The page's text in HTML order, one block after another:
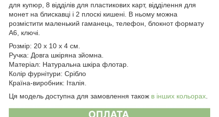
для купюр, 8 відділів для пластикових карт, відділення для
монет на блискавці і 2 плоскі кишені. В ньому можна
розмістити маленький гаманець, телефон, блокнот формату
А6, ключі.
Розмір: 20 x 10 x 4 см.
Ручка: Довга шкіряна зйомна.
Матеріал: Натуральна шкіра флотар.
Колір фурнітури: Срібло
Країна-виробник: Італія.
Ця модель доступна для замовлення також в інших кольорах